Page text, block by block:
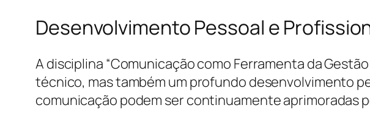
Desenvolvimento Pessoal e
A disciplina “Comunicação como Ferramenta da
técnico, mas também um profundo desenvolvimento
comunicação podem ser continuamente aprimoradas